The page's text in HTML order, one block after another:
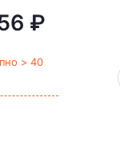
резины
₽
> 40